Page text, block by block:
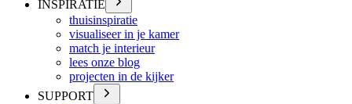
INSPIRATIE
thuisinspiratie
visualiseer in je kamer
match je interieur
lees onze blog
projecten in de kijker
SUPPORT